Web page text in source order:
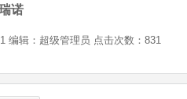
诺
编辑：超级管理员 点击次数：831